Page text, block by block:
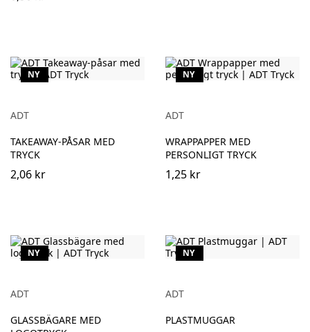
ADT
TAKEAWAY-PÅSAR MED
TRYCK
2,06 kr
NY
ADT
WRAPPAPPER MED
PERSONLIGT TRYCK
1,25 kr
NY
ADT
GLASSBÄGARE MED
NY
ADT
PLASTMUGGAR
NY